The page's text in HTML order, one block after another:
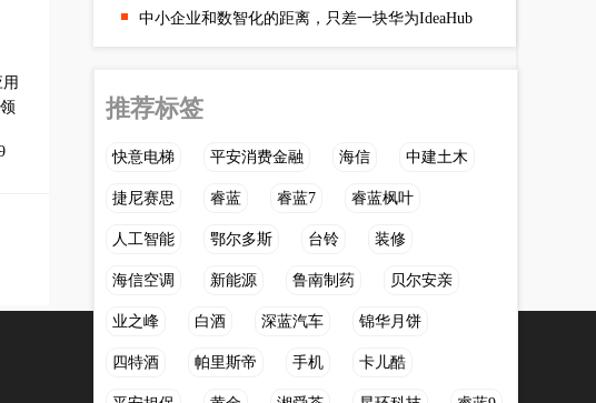
中小企业和数智化的距离，只差一块华为IdeaHub
推荐标签
快意电梯 平安消费金融 海信 中建土木
捷尼赛思 睿蓝 睿蓝7 睿蓝枫叶
人工智能 鄂尔多斯 台铃 装修
海信空调 新能源 鲁南制药 贝尔安亲
业之峰 白酒 深蓝汽车 锦华月饼
四特酒 帕里斯帝 手机 卡儿酷